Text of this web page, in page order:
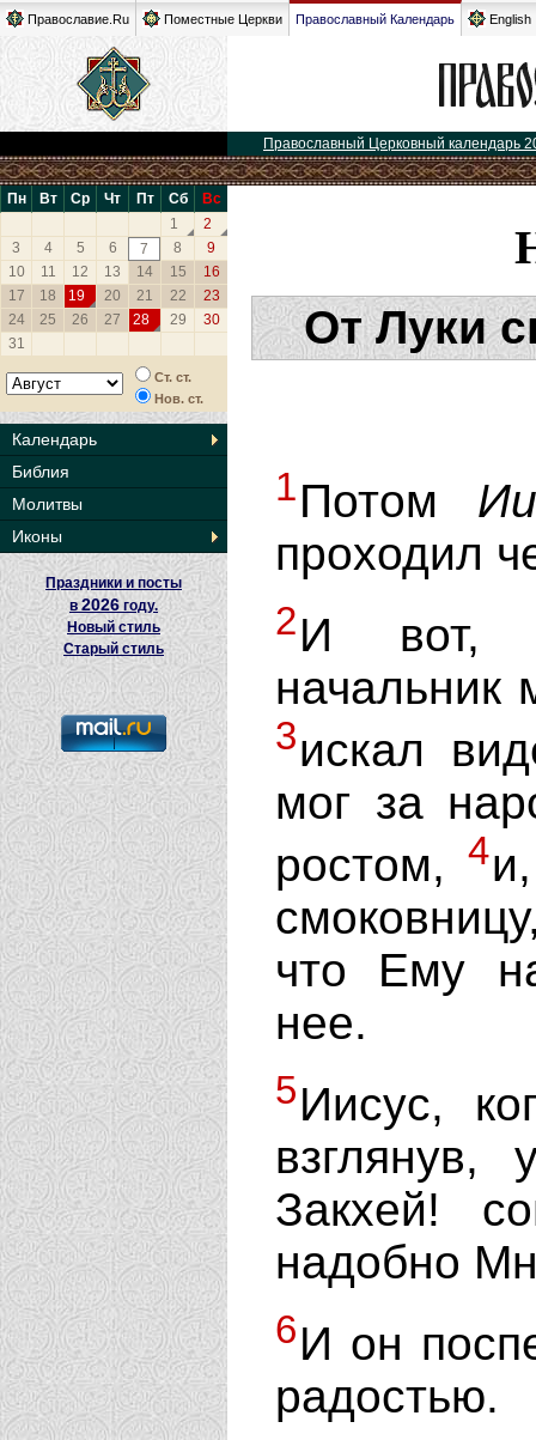
Православие.Ru Поместные Церкви Православный Календарь English
Православный Церковный календарь
Пн Вт Ср Чт Пт Сб
Вс
1
2
3
4 5 6 7 8
9
10
11 12 13 14 15
16
17
18 19 20 21 22
23
24
25 26 27 28 29
30
31
Ст. ст.
Нов. ст.
Календарь
Библия
Молитвы
Иконы
Праздники и посты
в2026 году.
Новый стиль
Старый стиль
От Луки
1Потом
проходил
2И вот,
начальник
3искал
мог за
ростом,4
что Ему
нее.
5Иисус,
взглянув,
Закхей!
надобно
6И он
радостью.